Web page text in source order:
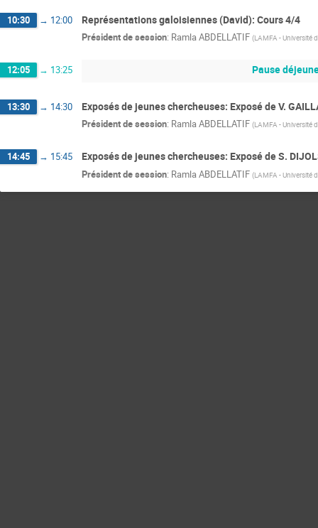
10:30 → 12:00 Représentations galoisiennes (David): Cours 4/4
Président de session: Ramla ABDELLATIF (LAMFA - Université
12:05 → 13:25 Pause
13:30 → 14:30 Exposés de jeunes chercheuses: Exposé de V.
Président de session: Ramla ABDELLATIF (LAMFA - Université
14:45 → 15:45 Exposés de jeunes chercheuses: Exposé de S.
Président de session: Ramla ABDELLATIF (LAMFA - Université